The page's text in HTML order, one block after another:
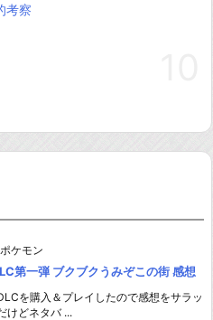
考察
ポケモン
第一弾 ブクブクうみぞこの街 感想
を購入＆プレイしたので感想をサラッ
けどネタバ ...